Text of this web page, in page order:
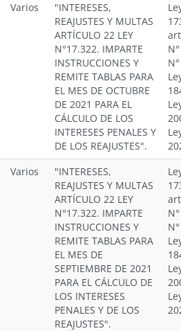
Varios
"INTERESES,
REAJUSTES Y MULTAS
ARTÍCULO 22 LEY
N°17.322. IMPARTE
INSTRUCCIONES Y
REMITE TABLAS PARA
EL MES DE OCTUBRE
DE 2021 PARA EL
CÁLCULO DE LOS
INTERESES PENALES Y
DE LOS REAJUSTES".
Varios
"INTERESES,
REAJUSTES Y MULTAS
ARTÍCULO 22 LEY
N°17.322. IMPARTE
INSTRUCCIONES Y
REMITE TABLAS PARA
EL MES DE
SEPTIEMBRE DE 2021
PARA EL CÁLCULO DE
LOS INTERESES
PENALES Y DE LOS
REAJUSTES".